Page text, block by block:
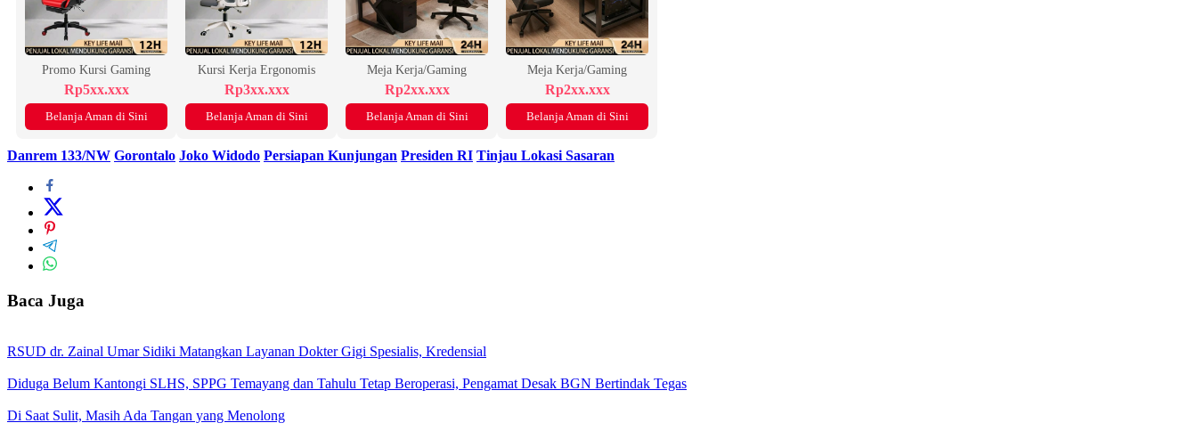
Promo Kursi Gaming
Rp5xx.xxx
Belanja Aman di Sini
Kursi Kerja Ergonomis
Rp3xx.xxx
Belanja Aman di Sini
Meja Kerja/Gaming
Rp2xx.xxx
Belanja Aman di Sini
Meja Kerja/Gaming
Rp2xx.xxx
Belanja Aman di Sini
Danrem 133/NW Gorontalo Joko Widodo Persiapan Kunjungan Presiden RI Tinjau Lokasi Sasaran
Baca Juga
RSUD dr. Zainal Umar Sidiki Matangkan Layanan Dokter Gigi Spesialis, Kredensial
Diduga Belum Kantongi SLHS, SPPG Temayang dan Tahulu Tetap Beroperasi, Pengamat Desak BGN Bertindak Tegas
Di Saat Sulit, Masih Ada Tangan yang Menolong